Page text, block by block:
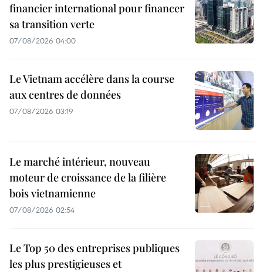
financier international pour financer
sa transition verte
07/08/2026 04:00
Le Vietnam accélère dans la course
aux centres de données
07/08/2026 03:19
Le marché intérieur, nouveau
moteur de croissance de la filière
bois vietnamienne
07/08/2026 02:54
Le Top 50 des entreprises publiques
les plus prestigieuses et